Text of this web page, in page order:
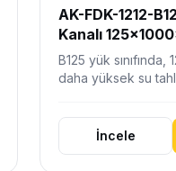
AK-FDK-1212-
Kanalı
B125 yük
daha yüksek su
İncele